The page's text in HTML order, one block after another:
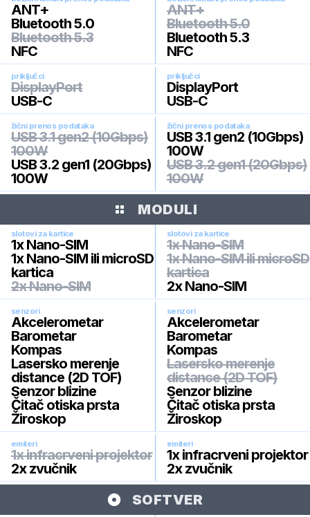
ANT+
Bluetooth 5.0
Bluetooth 5.3
NFC
ANT+
Bluetooth 5.0
Bluetooth 5.3
NFC
priključci
DisplayPort
USB-C
priključci
DisplayPort
USB-C
žični prenos podataka
USB 3.1 gen2 (10Gbps)
100W
USB 3.2 gen1 (20Gbps)
100W
žični prenos podataka
USB 3.1 gen2 (10Gbps)
100W
USB 3.2 gen1 (20Gbps)
100W
MODULI
slotovi za kartice
1x Nano-SIM
1x Nano-SIM ili microSD
kartica
2x Nano-SIM
slotovi za kartice
1x Nano-SIM
1x Nano-SIM ili microSD
kartica
2x Nano-SIM
senzori
Akcelerometar
Barometar
Kompas
Lasersko merenje
distance (2D TOF)
Senzor blizine
Čitač otiska prsta
Žiroskop
senzori
Akcelerometar
Barometar
Kompas
Lasersko merenje
distance (2D TOF)
Senzor blizine
Čitač otiska prsta
Žiroskop
emiteri
1x infracrveni projektor
2x zvučnik
emiteri
1x infracrveni projektor
2x zvučnik
SOFTVER